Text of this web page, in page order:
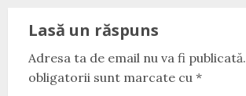
Lasă un răspuns
Adresa ta de email nu va fi publicată.
obligatorii sunt marcate cu *